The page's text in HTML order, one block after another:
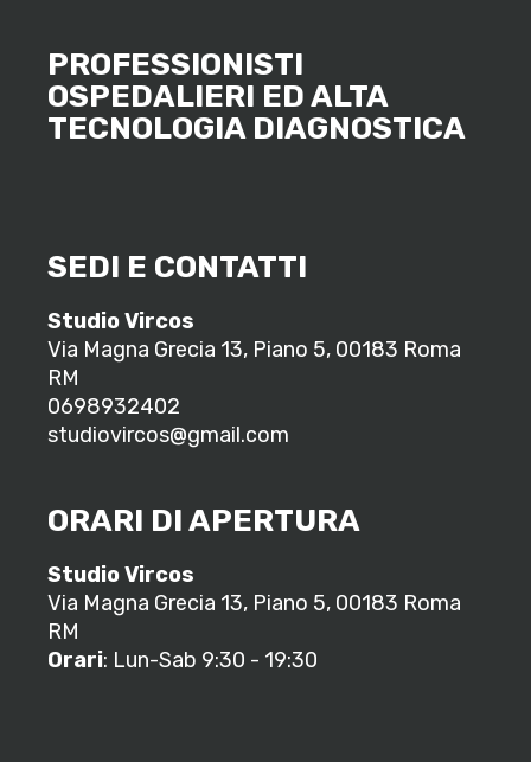
PROFESSIONISTI
OSPEDALIERI ED ALTA
TECNOLOGIA DIAGNOSTICA
SEDI E CONTATTI
Studio Vircos
Via Magna Grecia 13, Piano 5, 00183 Roma
RM
0698932402
studiovircos@gmail.com
ORARI DI APERTURA
Studio Vircos
Via Magna Grecia 13, Piano 5, 00183 Roma
RM
Orari: Lun-Sab 9:30 - 19:30